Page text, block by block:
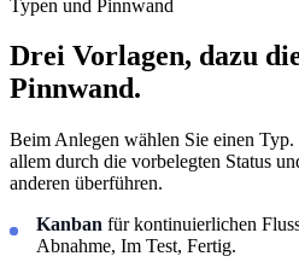
Typen und Pinnwand
Drei Vorlagen, dazu
Pinnwand.
Beim Anlegen wählen Sie einen
allem durch die vorbelegten Status
anderen überführen.
Kanban für kontinuierlichen
Abnahme, Im Test, Fertig.